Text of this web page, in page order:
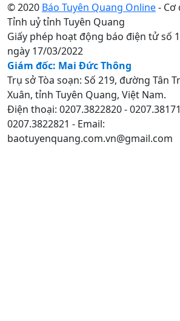
© 2020 Báo Tuyên Quang Online- Cơ
Tỉnh uỷ tỉnh Tuyên Quang
Giấy phép hoạt động báo điện tử số
ngày 17/03/2022
Giám đốc: Mai Đức Thông
Trụ sở Tòa soạn: Số 219, đường Tân
Xuân, tỉnh Tuyên Quang, Việt Nam.
Điện thoại: 0207.3822820 -
0207.3822821 - Email:
baotuyenquang.com.vn@gmail.com